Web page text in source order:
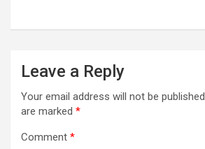
Leave a Reply
Your email address will not be published.
are marked *
Comment *